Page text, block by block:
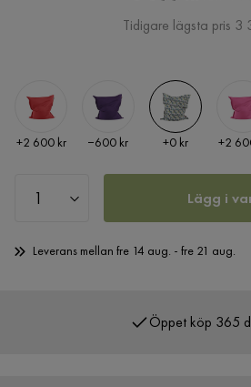
Pris
Tidigare lägsta pris 3
Pris
+2 600 kr Pris
−600 kr Pris
+0 kr Pris
+2
Lägg i
Leverans mellan fre 14 aug. - fre 21 aug.
Öppet köp 365